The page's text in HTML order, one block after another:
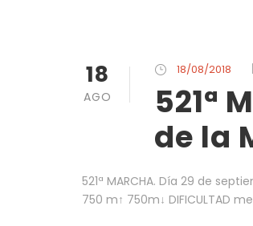
18
AGO
18/08/2018
521ª
de la
521ª MARCHA. Día 29 de
750 m↑ 750m↓ DIFICULTAD